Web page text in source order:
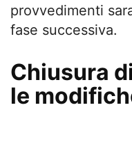
provvedimenti
fase successiva.
Chiusura
le